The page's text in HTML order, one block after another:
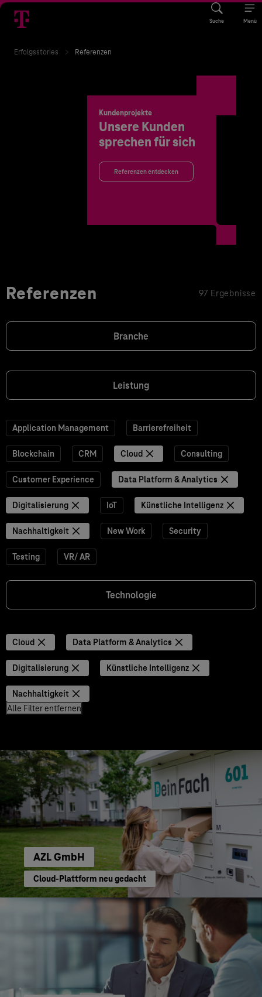
Suche Menü
Erfolgsstories Referenzen
Kundenprojekte
Unsere Kunden
sprechen für sich
Referenzen entdecken
Referenzen 97 Ergebnisse
Branche
Leistung
Application Management Barrierefreiheit
Blockchain CRM Cloud Consulting
Customer Experience Data Platform & Analytics
Digitalisierung IoT Künstliche Intelligenz
Nachhaltigkeit New Work Security
Testing VR/ AR
Technologie
Cloud Data Platform & Analytics
Digitalisierung Künstliche Intelligenz
Nachhaltigkeit
Alle Filter entfernen
AZL GmbH
Cloud-Plattform neu gedacht